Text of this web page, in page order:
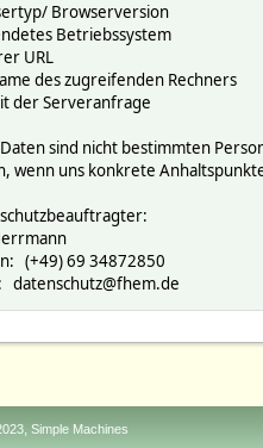
Browserversion
Betriebssystem
URL
des zugreifenden Rechners
der Serveranfrage
sind nicht bestimmten
wenn uns konkrete
(+49) 69 34872850
datenschutz@fhem.de
, Simple Machines